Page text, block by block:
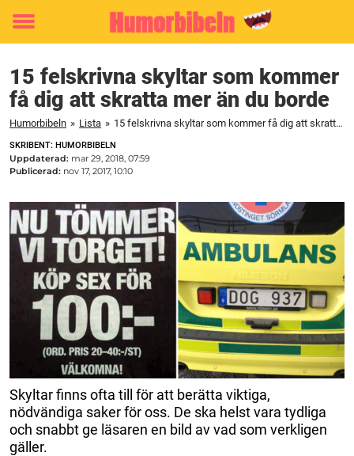
Toggle
15 felskrivna skyltar som kommer
få dig att skratta mer än du borde
Humorbibeln » Lista » 15 felskrivna skyltar som kommer få dig att skratta mer än du borde
SKRIBENT: HUMORBIBELN
Uppdaterad: mar 29, 2018, 07:59
Publicerad: nov 17, 2017, 10:10
Skyltar finns ofta till för att berätta viktiga,
nödvändiga saker för oss. De ska helst vara tydliga
och snabbt ge läsaren en bild av vad som verkligen
gäller.